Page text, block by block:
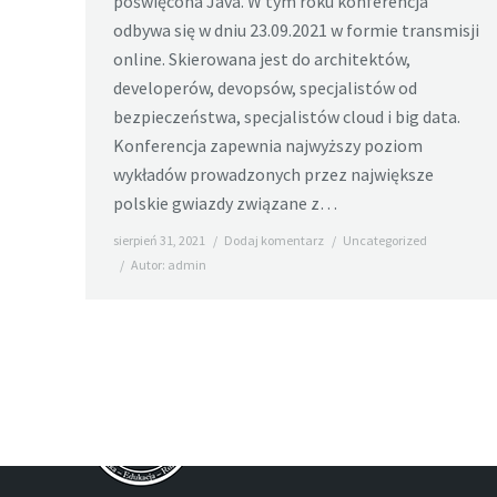
odbywa się w dniu 23.09.2021 w formie transmisji
online. Skierowana jest do architektów,
developerów, devopsów, specjalistów od
bezpieczeństwa, specjalistów cloud i big data.
Konferencja zapewnia najwyższy poziom
wykładów prowadzonych przez największe
polskie gwiazdy związane z…
sierpień 31, 2021 Dodaj komentarz
Uncategorized
Autor: admin